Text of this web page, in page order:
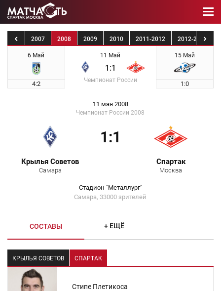
2006 2007 2008 2009 2010 2011-2012 2012-2013
6 Май
4:2
11 Май
1:1
Чемпионат России
15 Май
1:0
11 мая 2008
Чемпионат России 2008
Крылья Советов
Самара
1:1
Спартак
Москва
Стадион "Металлург"
Самара, 33000 зрителей
СОСТАВЫ + ЕЩЁ
КРЫЛЬЯ СОВЕТОВ СПАРТАК
Стипе Плетикоса